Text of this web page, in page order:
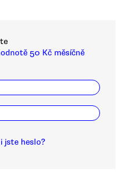
50 Kč měsíčně
jste heslo?